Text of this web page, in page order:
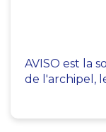
AVISO est la
de l'archipel,